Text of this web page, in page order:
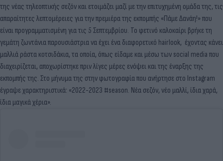
της νέας τηλεοπτικής σεζόν και ετοιμάζει μαζί με την επιτυχημένη ομάδα της, τις
απαραίτητες λεπτομέρειες για την πρεμιέρα της εκπομπής «Πάμε Δανάη!» που
είναι προγραμματισμένη για τις 5 Σεπτεμβρίου. Το φετινό καλοκαίρι βρήκε τη
γεμάτη ζωντάνια παρουσιάστρια να έχει ένα διαφορετικό hairlook, έχοντας κάνει
μαλλιά ράστα κοτσιδάκια, τα οποία, όπως είδαμε και μέσω των social media που
διαχειρίζεται, αποχωρίστηκε πριν λίγες μέρες ενόψει και της έναρξης της
εκπομπής της. Στο μήνυμα της στην φωτογραφία που ανήρτησε στο Instagram
έγραψε χαρακτηριστικά: «2022-2023 #season. Νέα σεζόν, νέο μαλλί, ίδια χαρά,
ίδια μαγικά χέρια».